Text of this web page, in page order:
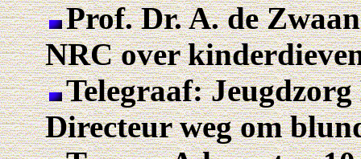
Prof. Dr. A. de
NRC over
Telegraaf:
Directeur weg om